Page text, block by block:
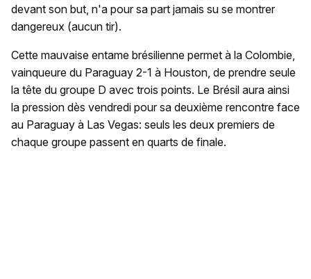
devant son but, n'a pour sa part jamais su se montrer
dangereux (aucun tir).
Cette mauvaise entame brésilienne permet à la Colombie,
vainqueure du Paraguay 2-1 à Houston, de prendre seule
la tête du groupe D avec trois points. Le Brésil aura ainsi
la pression dès vendredi pour sa deuxième rencontre face
au Paraguay à Las Vegas: seuls les deux premiers de
chaque groupe passent en quarts de finale.